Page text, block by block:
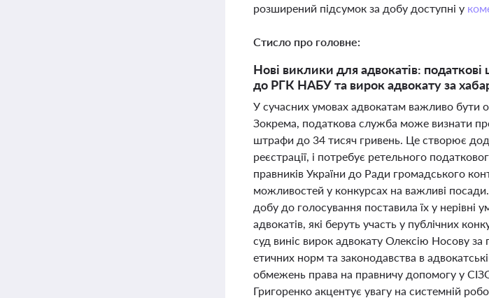
розширений підсумок за добу доступні у
Стисло про головне:
Нові виклики для адвокатів:
до РГК НАБУ та вирок адвокату за
У сучасних умовах адвокатам важливо бути
Зокрема, податкова служба може визнати
штрафи до 34 тисяч гривень. Це створює
реєстрації, і потребує ретельного
правників України до Ради громадського
можливостей у конкурсах на важливі
добу до голосування поставила їх у
адвокатів, які беруть участь у публічних
суд виніс вирок адвокату Олексію Носову
етичних норм та законодавства в
обмежень права на правничу допомогу у
Григоренко акцентує увагу на системній